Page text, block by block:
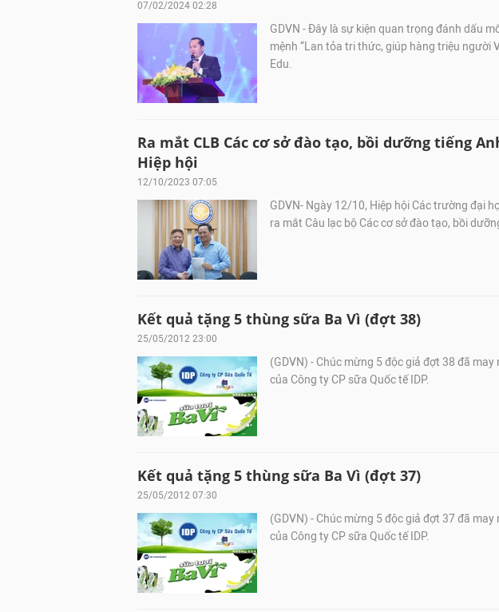
07/02/2024 02:28
GDVN - Đây là sự kiện quan trọng đánh dấu
mệnh “Lan tỏa tri thức, giúp hàng triệu người
Edu.
Ra mắt CLB Các cơ sở đào tạo, bồi dưỡng tiếng
Hiệp hội
12/10/2023 07:05
GDVN- Ngày 12/10, Hiệp hội Các trường đại
ra mắt Câu lạc bộ Các cơ sở đào tạo, bồi
Kết quả tặng 5 thùng sữa Ba Vì (đợt 38)
25/05/2012 23:00
(GDVN) - Chúc mừng 5 độc giả đợt 38 đã
của Công ty CP sữa Quốc tế IDP.
Kết quả tặng 5 thùng sữa Ba Vì (đợt 37)
25/05/2012 07:30
(GDVN) - Chúc mừng 5 độc giả đợt 37 đã
của Công ty CP sữa Quốc tế IDP.